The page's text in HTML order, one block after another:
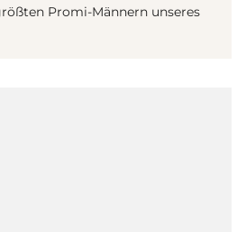
Promi-Männern unseres